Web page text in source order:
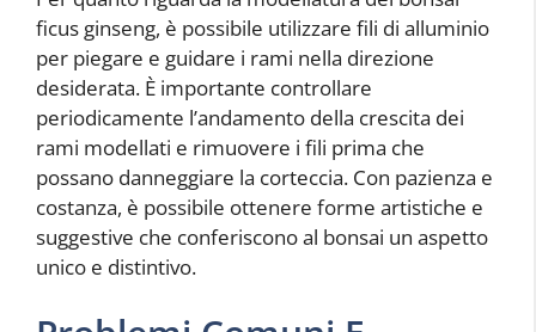
ficus ginseng, è possibile utilizzare fili di alluminio
per piegare e guidare i rami nella direzione
desiderata. È importante controllare
periodicamente l’andamento della crescita dei
rami modellati e rimuovere i fili prima che
possano danneggiare la corteccia. Con pazienza e
costanza, è possibile ottenere forme artistiche e
suggestive che conferiscono al bonsai un aspetto
unico e distintivo.